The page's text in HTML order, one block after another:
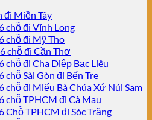
đi Miền Tây
chỗ đi Vĩnh Long
chỗ đi Mỹ Tho
chỗ đi Cần Thơ
chỗ đi Cha Diệp Bạc Liêu
chỗ Sài Gòn đi Bến Tre
chỗ đi Miếu Bà Chúa Xứ Núi Sam
chỗ TPHCM đi Cà Mau
Chỗ TPHCM đi Sóc Trăng